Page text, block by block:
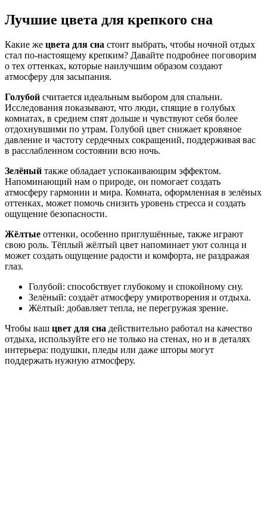
Лучшие цвета для крепкого сна
Какие же цвета для сна стоит выбрать, чтобы ночной отдых
стал по-настоящему крепким? Давайте подробнее поговорим
о тех оттенках, которые наилучшим образом создают
атмосферу для засыпания.
Голубой считается идеальным выбором для спальни.
Исследования показывают, что люди, спящие в голубых
комнатах, в среднем спят дольше и чувствуют себя более
отдохнувшими по утрам. Голубой цвет снижает кровяное
давление и частоту сердечных сокращений, поддерживая вас
в расслабленном состоянии всю ночь.
Зелёный также обладает успокаивающим эффектом.
Напоминающий нам о природе, он помогает создать
атмосферу гармонии и мира. Комната, оформленная в зелёных
оттенках, может помочь снизить уровень стресса и создать
ощущение безопасности.
Жёлтые оттенки, особенно приглушённые, также играют
свою роль. Тёплый жёлтый цвет напоминает уют солнца и
может создать ощущение радости и комфорта, не раздражая
глаз.
Голубой: способствует глубокому и спокойному сну.
Зелёный: создаёт атмосферу умиротворения и отдыха.
Жёлтый: добавляет тепла, не перегружая зрение.
Чтобы ваш цвет для сна действительно работал на качество
отдыха, используйте его не только на стенах, но и в деталях
интерьера: подушки, пледы или даже шторы могут
поддержать нужную атмосферу.